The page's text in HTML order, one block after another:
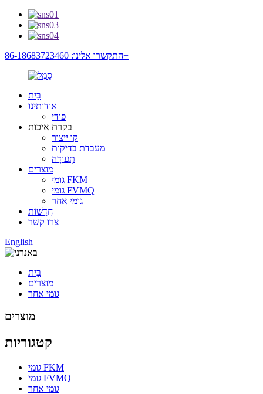
התקשרו אלינו: 86-18683723460+
בַּיִת
אודותינו
פודי
בקרת איכות
קו ייצור
מעבדת בדיקות
תְעוּדָה
מוצרים
גומי FKM
גומי FVMQ
גומי אחר
חֲדָשׁוֹת
צרו קשר
English
בַּיִת
מוצרים
גומי אחר
מוצרים
קטגוריות
גומי FKM
גומי FVMQ
גומי אחר